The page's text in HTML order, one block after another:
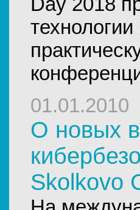
01.01.2010
О новых
Skolkovo